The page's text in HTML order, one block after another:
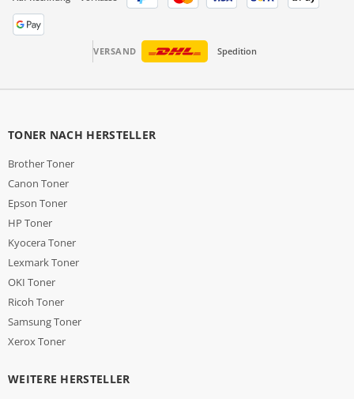
VERSAND Spedition
TONER NACH HERSTELLER
Brother Toner
Canon Toner
Epson Toner
HP Toner
Kyocera Toner
Lexmark Toner
OKI Toner
Ricoh Toner
Samsung Toner
Xerox Toner
WEITERE HERSTELLER